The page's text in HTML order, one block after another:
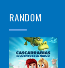
RANDOM